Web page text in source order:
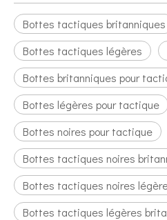
Bottes tactiques britanniques
Bottes tactiques légères
Bottes britanniques pour
Bottes légères pour tactique
Bottes noires pour tactique
Bottes tactiques noires
Bottes tactiques noires
Bottes tactiques légères